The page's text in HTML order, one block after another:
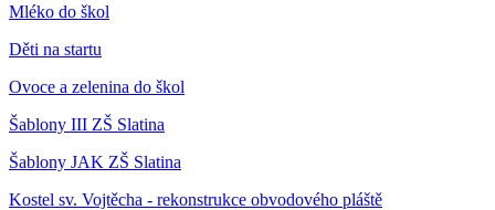
Mléko do škol
Děti na startu
Ovoce a zelenina do škol
Šablony III ZŠ Slatina
Šablony JAK ZŠ Slatina
Kostel sv. Vojtěcha - rekonstrukce obvodového pláště